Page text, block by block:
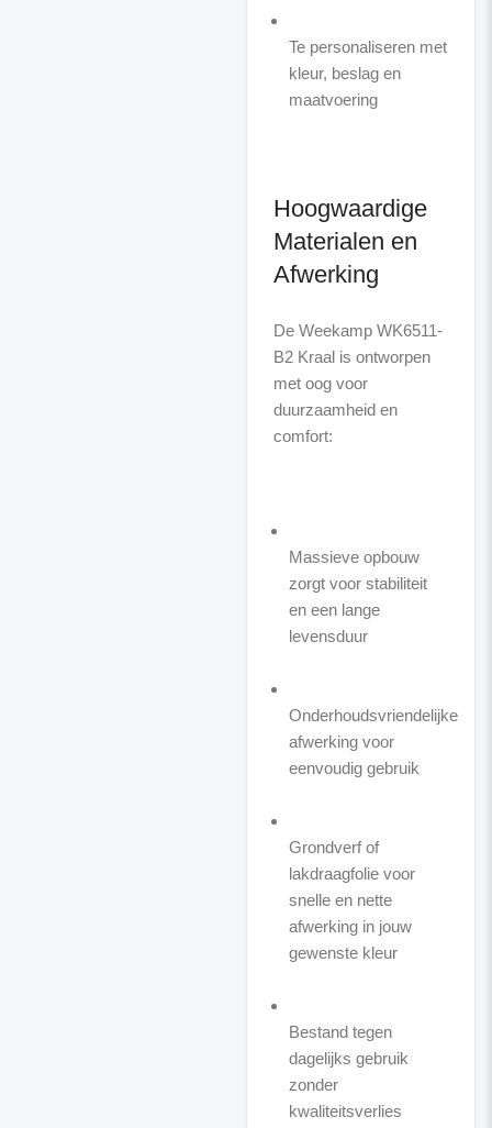
Te personaliseren met
kleur, beslag en
maatvoering
Hoogwaardige
Materialen en
Afwerking
De Weekamp WK6511-
B2 Kraal is ontworpen
met oog voor
duurzaamheid en
comfort:
Massieve opbouw
zorgt voor stabiliteit
en een lange
levensduur
Onderhoudsvriendelijke
afwerking voor
eenvoudig gebruik
Grondverf of
lakdraagfolie voor
snelle en nette
afwerking in jouw
gewenste kleur
Bestand tegen
dagelijks gebruik
zonder
kwaliteitsverlies